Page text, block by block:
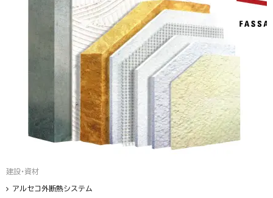
建設・資材
アルセコ外断熱システム